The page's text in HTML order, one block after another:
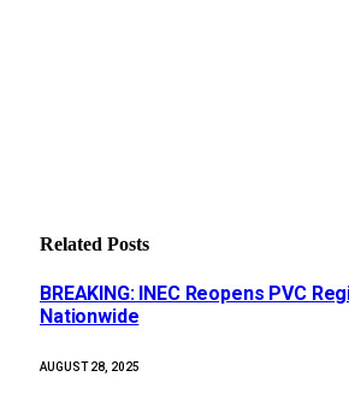
Related Posts
BREAKING: INEC Reopens PVC
Nationwide
AUGUST 28, 2025